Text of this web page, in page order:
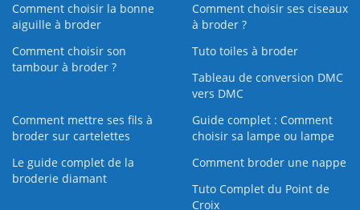
Comment choisir la bonne
aiguille à broder
Comment choisir ses ciseaux
à broder ?
Comment choisir son
tambour à broder ?
Tuto toiles à broder
Tableau de conversion DMC
vers DMC
Comment mettre ses fils à
broder sur cartelettes
Guide complet : Comment
choisir sa lampe ou lampe
Le guide complet de la
broderie diamant
Comment broder une nappe
Tuto Complet du Point de
Croix